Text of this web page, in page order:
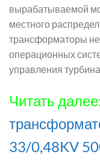
вырабатываемой
местного
трансформаторы
операционных
управления
Читать далее
33/0,48KV